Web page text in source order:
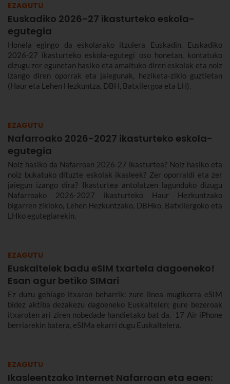
EZAGUTU
Euskadiko 2026-27 ikasturteko eskola-
egutegia
Honela egingo da eskolarako itzulera Euskadin. Euskadiko
2026-27 ikasturteko eskola-egutegi oso honetan, kontatuko
dizugu zer egunetan hasiko eta amaituko diren eskolak eta noiz
izango diren oporrak eta jaiegunak, heziketa-ziklo guztietan
(Haur eta Lehen Hezkuntza, DBH, Batxilergoa eta LH).
EZAGUTU
Nafarroako 2026-2027 ikasturteko eskola-
egutegia
Noiz hasiko da Nafarroan 2026-27 ikasturtea? Noiz hasiko eta
noiz bukatuko dituzte eskolak ikasleek? Zer oporraldi eta zer
jaiegun izango dira? Ikasturtea antolatzen lagunduko dizugu
Nafarroako 2026-2027 ikasturteko Haur Hezkuntzako
bigarren zikloko, Lehen Hezkuntzako, DBHko, Batxilergoko eta
LHko egutegiarekin.
EZAGUTU
Euskaltelek badu eSIM txartela dagoeneko!
Esan agur betiko SIMari
Ez duzu gehiago itxaron beharrik: zure linea mugikorra eSIM
bidez aktiba dezakezu dagoeneko Euskaltelen; gure bezeroak
itxaroten ari ziren nobedade handietako bat da. 17 Air iPhone
berriarekin batera, eSIMa ekarri dugu Euskaltelera.
EZAGUTU
Ikasleentzako Internet Nafarroan eta eaen: